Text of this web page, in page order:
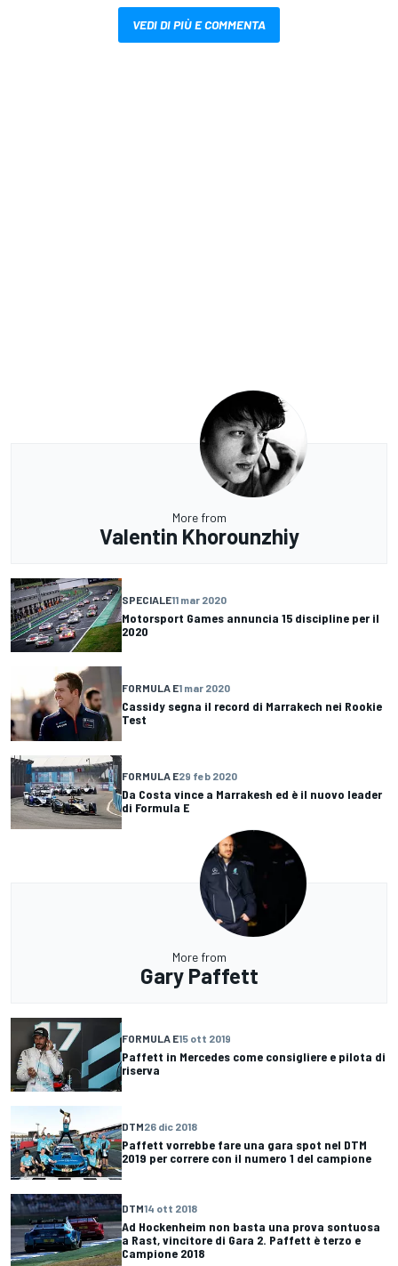
VEDI DI PIÙ E COMMENTA
More from
Valentin Khorounzhiy
SPECIALE11 mar 2020
Motorsport Games annuncia 15 discipline per il
2020
FORMULA E1 mar 2020
Cassidy segna il record di Marrakech nei Rookie
Test
FORMULA E29 feb 2020
Da Costa vince a Marrakesh ed è il nuovo leader
di Formula E
More from
Gary Paffett
FORMULA E15 ott 2019
Paffett in Mercedes come consigliere e pilota di
riserva
DTM26 dic 2018
Paffett vorrebbe fare una gara spot nel DTM
2019 per correre con il numero 1 del campione
DTM14 ott 2018
Ad Hockenheim non basta una prova sontuosa
a Rast, vincitore di Gara 2. Paffett è terzo e
Campione 2018